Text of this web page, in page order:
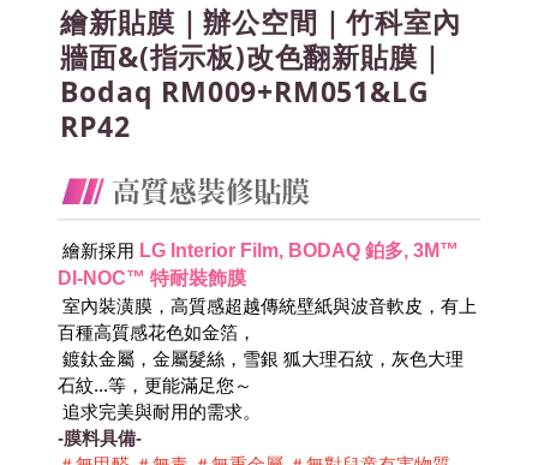
繪新貼膜｜辦公空間｜竹科室內
牆面&(指示板)改色翻新貼膜｜
Bodaq RM009+RM051&LG
RP42
繪新採用 LG Interior Film, BODAQ 鉑多, 3M™
DI-NOC™ 特耐裝飾膜
百種高質感花色如金箔，
石紋...等，更能滿足您～
追求完美與耐用的需求。
-膜料具備-